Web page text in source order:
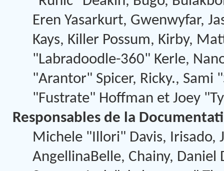
Eren Yasarkurt, Gwenwyfar,
Kays, Killer Possum, Kirby,
"Labradoodle-360" Kerle,
"Arantor" Spicer, Ricky., Sami
"Fustrate" Hoffman et Joey
Responsables de la
Michele "Illori" Davis, Irisado,
AngellinaBelle, Chainy,